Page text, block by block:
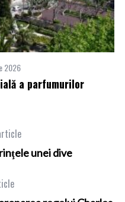
2026
a parfumurilor
unei dive